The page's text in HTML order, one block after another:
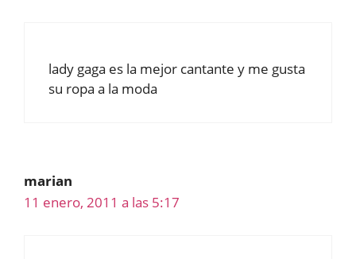
lady gaga es la mejor cantante y me gusta
su ropa a la moda
marian
11 enero, 2011 a las 5:17